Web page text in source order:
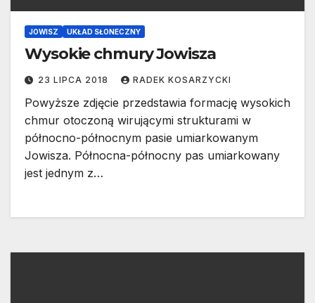
JOWISZ UKŁAD SŁONECZNY
Wysokie chmury Jowisza
23 LIPCA 2018 RADEK KOSARZYCKI
Powyższe zdjęcie przedstawia formację wysokich
chmur otoczoną wirującymi strukturami w
północno-północnym pasie umiarkowanym
Jowisza. Północna-północny pas umiarkowany
jest jednym z…